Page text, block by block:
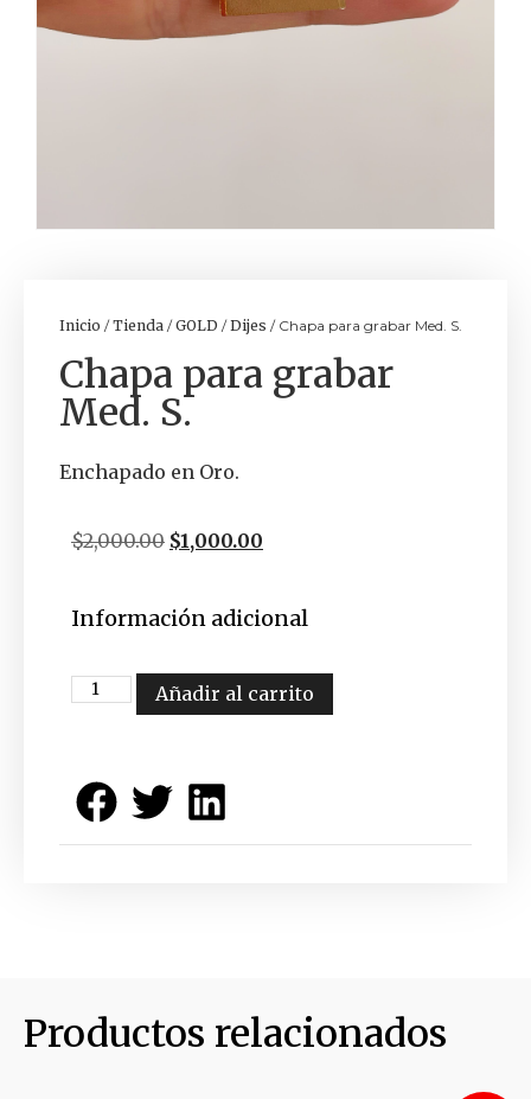
Inicio /Tienda /GOLD /Dijes / Chapa para grabar Med. S.
Chapa para grabar
Med. S.
Enchapado en Oro.
$2,000.00 $1,000.00
Información adicional
Añadir al carrito
Productos relacionados